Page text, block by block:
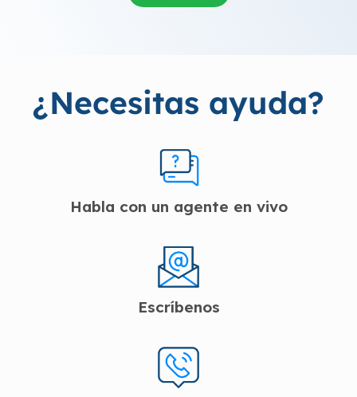
¿Necesitas ayuda?
Habla con un agente en vivo
Escríbenos